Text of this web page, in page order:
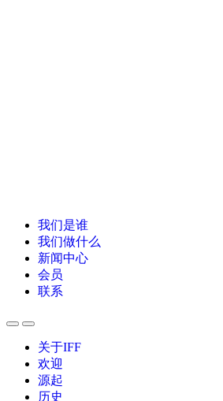
我们是谁
我们做什么
新闻中心
会员
联系
关于IFF
欢迎
源起
历史